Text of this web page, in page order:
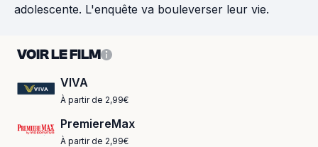
adolescente. L'enquête va bouleverser leur vie.
VOIR LE FILM
VIVA
À partir de 2,99€
PremiereMax
À partir de 2,99€